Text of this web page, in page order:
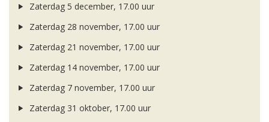
Zaterdag 5 december, 17.00 uur
Zaterdag 28 november, 17.00 uur
Zaterdag 21 november, 17.00 uur
Zaterdag 14 november, 17.00 uur
Zaterdag 7 november, 17.00 uur
Zaterdag 31 oktober, 17.00 uur